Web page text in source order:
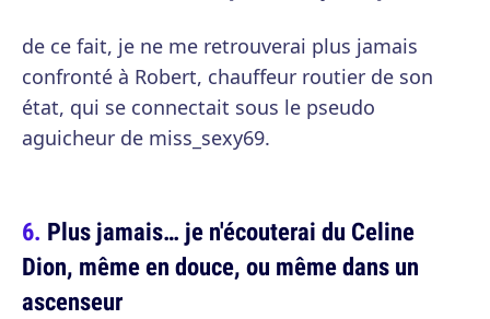
de ce fait, je ne me retrouverai plus jamais
confronté à Robert, chauffeur routier de son
état, qui se connectait sous le pseudo
aguicheur de miss_sexy69.
Plus jamais… je n'écouterai du Celine
Dion, même en douce, ou même dans un
ascenseur